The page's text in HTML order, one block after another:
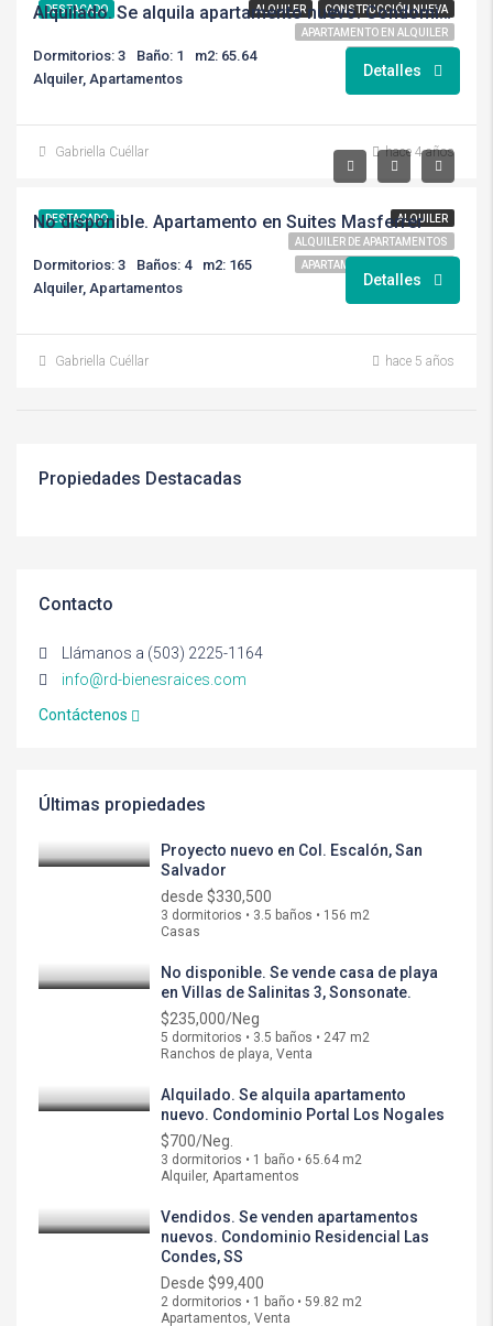
DESTACADO ALQUILER
CONSTRUCCIÓN NUEVA
APARTAMENTO EN ALQUILER
RD BIENES RAICES
Alquilado. Se alquila apartamento nuevo. Condominio Portal Los Nogales
Dormitorios: 3 Baño: 1
m2: 65.64
Alquiler, Apartamentos
Detalles
Gabriella Cuéllar hace 4 años
DESTACADO
ALQUILER
ALQUILER DE APARTAMENTOS
APARTAMENTO EN ALQUILER
RD BIENES RAICES
No disponible. Apartamento en Suites Masferrer
Dormitorios: 3 Baños: 4
m2: 165
Alquiler, Apartamentos
Detalles
Gabriella Cuéllar hace 5 años
Propiedades Destacadas
Contacto
Llámanos a (503) 2225-1164
info@rd-bienesraices.com
Contáctenos
Últimas propiedades
Proyecto nuevo en Col. Escalón, San
Salvador
desde $330,500
3 dormitorios • 3.5 baños • 156 m2
Casas
No disponible. Se vende casa de playa
en Villas de Salinitas 3, Sonsonate.
$235,000/Neg
5 dormitorios • 3.5 baños • 247 m2
Ranchos de playa, Venta
Alquilado. Se alquila apartamento
nuevo. Condominio Portal Los Nogales
$700/Neg.
3 dormitorios • 1 baño • 65.64 m2
Alquiler, Apartamentos
Vendidos. Se venden apartamentos
nuevos. Condominio Residencial Las
Condes, SS
Desde $99,400
2 dormitorios • 1 baño • 59.82 m2
Apartamentos, Venta